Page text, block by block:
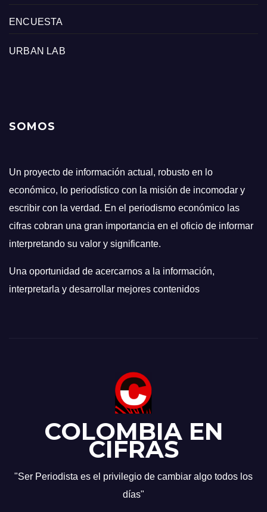
ENCUESTA
URBAN LAB
SOMOS
Un proyecto de información actual, robusto en lo
económico, lo periodístico con la misión de incomodar y
escribir con la verdad. En el periodismo económico las
cifras cobran una gran importancia en el oficio de informar
interpretando su valor y significante.
Una oportunidad de acercarnos a la información,
interpretarla y desarrollar mejores contenidos
COLOMBIA EN
CIFRAS
"Ser Periodista es el privilegio de cambiar algo todos los
días"